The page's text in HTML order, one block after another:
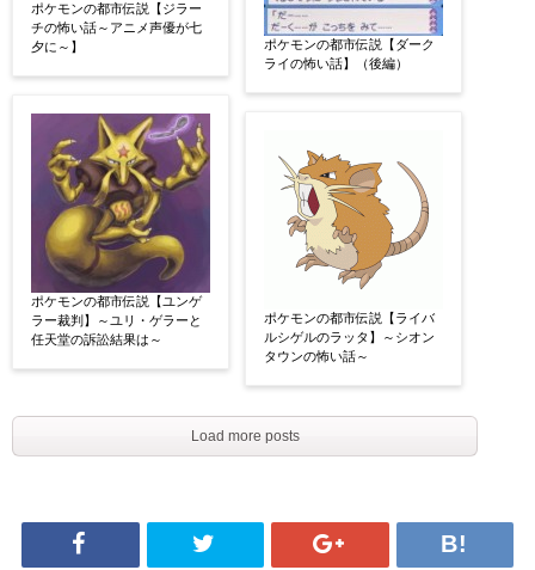
ポケモンの都市伝説【ジラー
チの怖い話～アニメ声優が七
夕に～】
ポケモンの都市伝説【ユンゲ
ラー裁判】～ユリ・ゲラーと
任天堂の訴訟結果は～
ポケモンの都市伝説【ダーク
ライの怖い話】（後編）
ポケモンの都市伝説【ライバ
ルシゲルのラッタ】～シオン
タウンの怖い話～
Load more posts